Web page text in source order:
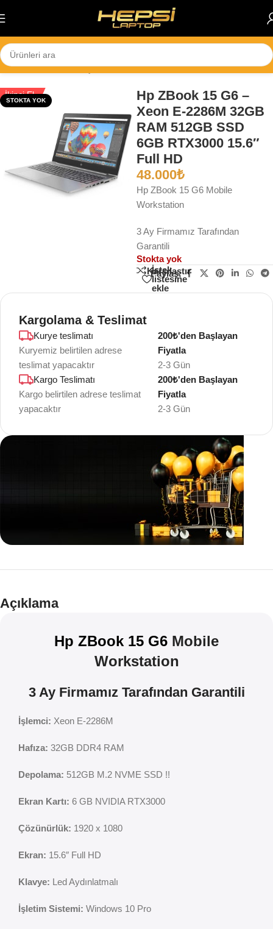
Skip to navigation
Ana Sayfa/Notebook/İş İstasyonları
STOKTA YOK
İkinci El
Hp ZBook 15 G6 –
Xeon E-2286M 32GB
RAM 512GB SSD
6GB RTX3000 15.6″
Full HD
48.000₺
Hp ZBook 15 G6 Mobile
Workstation
3 Ay Firmamız Tarafından
Garantili
Stokta yok
Karşılaştır
İstek
listesine
ekle
Paylaş:
Kargolama & Teslimat
Kurye teslimatı
Kuryemiz belirtilen adrese
teslimat yapacaktır
2-3 Gün
200₺'den Başlayan
Fiyatla
Kargo Teslimatı
Kargo belirtilen adrese teslimat
yapacaktır
2-3 Gün
200₺'den Başlayan
Fiyatla
Teklif
Açıklama
Hp ZBook 15 G6 Mobile
Workstation
3 Ay Firmamız Tarafından Garantili
İşlemci: Xeon E-2286M
Hafıza: 32GB DDR4 RAM
Depolama: 512GB M.2 NVME SSD !!
Ekran Kartı: 6 GB NVIDIA RTX3000
Çözünürlük: 1920 x 1080
Ekran: 15.6″ Full HD
Klavye: Led Aydınlatmalı
İşletim Sistemi: Windows 10 Pro